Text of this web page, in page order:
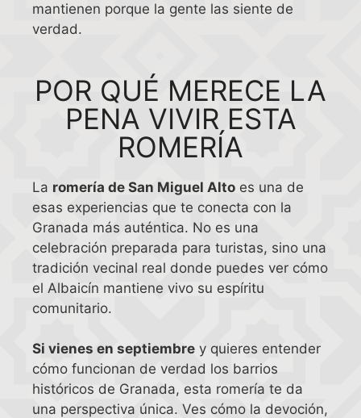
mantienen porque la gente las siente de
verdad.
POR QUÉ MERECE LA
PENA VIVIR ESTA
ROMERÍA
La romería de San Miguel Alto es una de
esas experiencias que te conecta con la
Granada más auténtica. No es una
celebración preparada para turistas, sino una
tradición vecinal real donde puedes ver cómo
el Albaicín mantiene vivo su espíritu
comunitario.
Si vienes en septiembre y quieres entender
cómo funcionan de verdad los barrios
históricos de Granada, esta romería te da
una perspectiva única. Ves cómo la devoción,